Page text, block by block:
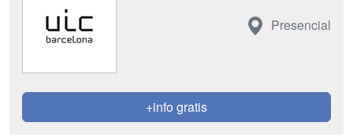
Presencial
+info gratis